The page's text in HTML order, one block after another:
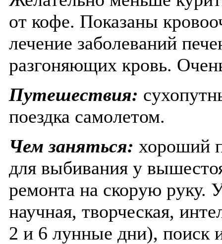
от кофе. Показаны
лечение заболеваний
разгоняющих кровь.
Путешествия:
поездка самолетом.
Чем заняться: хороший
для выбивания у
ремонта на скорую руку.
научная, творческая,
2 и 6 лунные дни), поиск